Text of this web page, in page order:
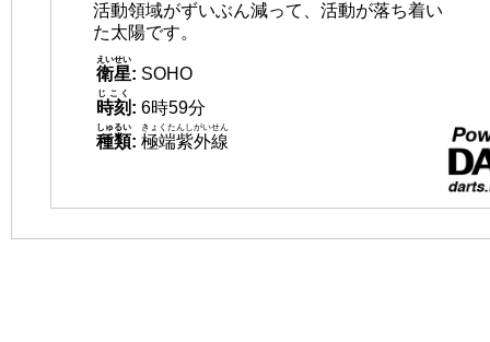
活動領域がずいぶん減って、活動が落ち着い
た太陽です。
衛星
えいせい
: SOHO
時刻
じこく
: 6時59分
種類
しゅるい
: 極端紫外線
きょくたんしがいせん